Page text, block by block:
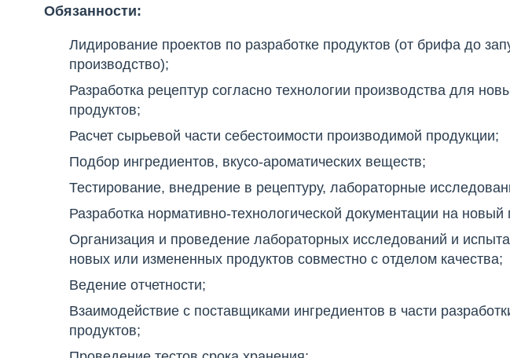
Обязанности:
Лидирование проектов по разработке продуктов (от брифа до
производство);
Разработка рецептур согласно технологии производства для
продуктов;
Расчет сырьевой части себестоимости производимой продукции;
Подбор ингредиентов, вкусо-ароматических веществ;
Тестирование, внедрение в рецептуру, лабораторные
Разработка нормативно-технологической документации на новый
Организация и проведение лабораторных исследований и
новых или измененных продуктов совместно с отделом качества;
Ведение отчетности;
Взаимодействие с поставщиками ингредиентов в части
продуктов;